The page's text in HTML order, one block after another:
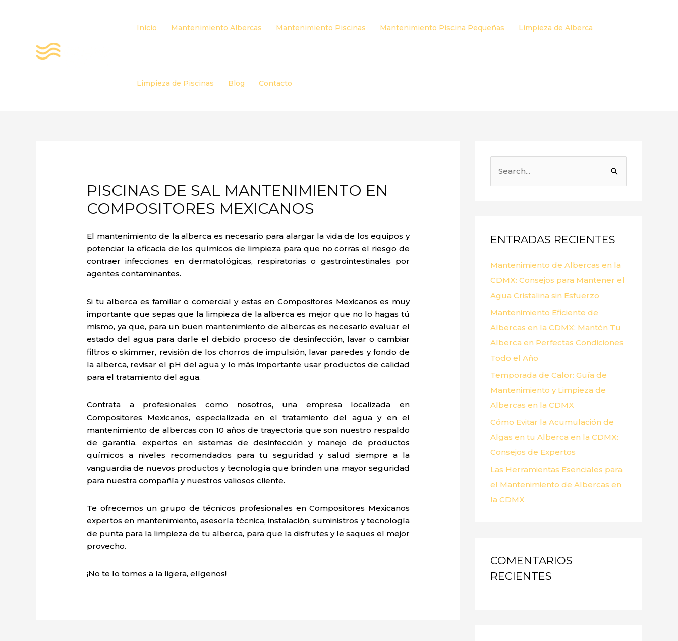
Inicio Mantenimiento Albercas Mantenimiento Piscinas Mantenimiento Piscina Pequeñas Limpieza de Alberca
Limpieza de Piscinas Blog Contacto
PISCINAS DE SAL MANTENIMIENTO EN
COMPOSITORES MEXICANOS
El mantenimiento de la alberca es necesario para alargar la vida de los equipos y
potenciar la eficacia de los químicos de limpieza para que no corras el riesgo de
contraer infecciones en dermatológicas, respiratorias o gastrointestinales por
agentes contaminantes.
Si tu alberca es familiar o comercial y estas en Compositores Mexicanos es muy
importante que sepas que la limpieza de la alberca es mejor que no lo hagas tú
mismo, ya que, para un buen mantenimiento de albercas es necesario evaluar el
estado del agua para darle el debido proceso de desinfección, lavar o cambiar
filtros o skimmer, revisión de los chorros de impulsión, lavar paredes y fondo de
la alberca, revisar el pH del agua y lo más importante usar productos de calidad
para el tratamiento del agua.
Contrata a profesionales como nosotros, una empresa localizada en
Compositores Mexicanos, especializada en el tratamiento del agua y en el
mantenimiento de albercas con 10 años de trayectoria que son nuestro respaldo
de garantía, expertos en sistemas de desinfección y manejo de productos
químicos a niveles recomendados para tu seguridad y salud siempre a la
vanguardia de nuevos productos y tecnología que brinden una mayor seguridad
para nuestra compañía y nuestros valiosos cliente.
Te ofrecemos un grupo de técnicos profesionales en Compositores Mexicanos
expertos en mantenimiento, asesoría técnica, instalación, suministros y tecnología
de punta para la limpieza de tu alberca, para que la disfrutes y le saques el mejor
provecho.
¡No te lo tomes a la ligera, elígenos!
r
o
r
:
ENTRADAS RECIENTES
Mantenimiento de Albercas en la
CDMX: Consejos para Mantener el
Agua Cristalina sin Esfuerzo
Mantenimiento Eficiente de
Albercas en la CDMX: Mantén Tu
Alberca en Perfectas Condiciones
Todo el Año
Temporada de Calor: Guía de
Mantenimiento y Limpieza de
Albercas en la CDMX
Cómo Evitar la Acumulación de
Algas en tu Alberca en la CDMX:
Consejos de Expertos
Las Herramientas Esenciales para
el Mantenimiento de Albercas en
la CDMX
COMENTARIOS
RECIENTES